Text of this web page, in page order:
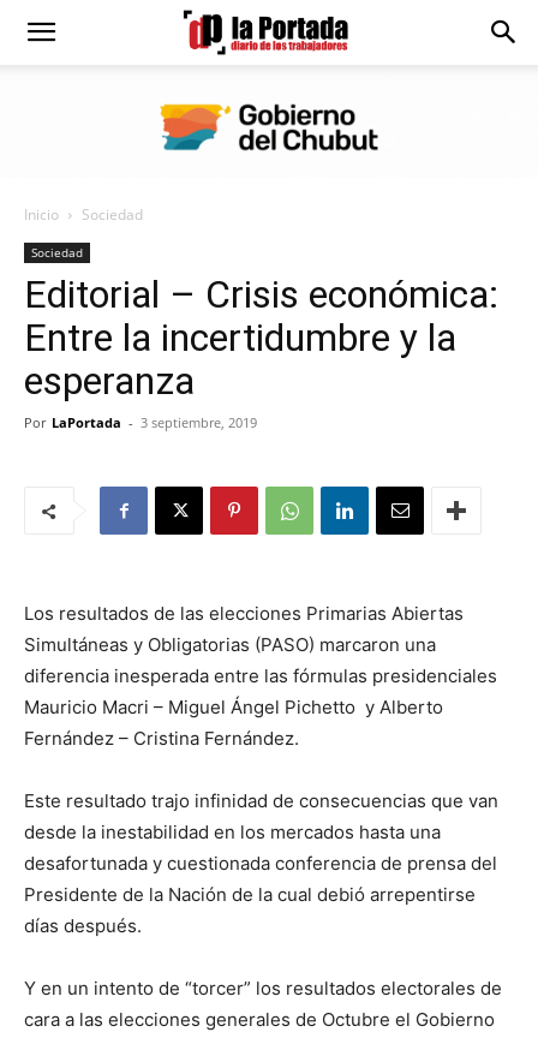
Diario
Portada
Inicio Sociedad
Sociedad
Editorial – Crisis económica:
Entre la incertidumbre y la
esperanza
Por LaPortada - 3 septiembre, 2019
Los resultados de las elecciones Primarias Abiertas
Simultáneas y Obligatorias (PASO) marcaron una
diferencia inesperada entre las fórmulas presidenciales
Mauricio Macri – Miguel Ángel Pichetto y Alberto
Fernández – Cristina Fernández.
Este resultado trajo infinidad de consecuencias que van
desde la inestabilidad en los mercados hasta una
desafortunada y cuestionada conferencia de prensa del
Presidente de la Nación de la cual debió arrepentirse
días después.
Y en un intento de “torcer” los resultados electorales de
cara a las elecciones generales de Octubre el Gobierno